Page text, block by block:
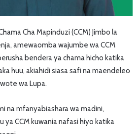
Cha Mapinduzi (CCM) Jimbo la
amewaomba wajumbe wa CCM
bendera ya chama hicho katika
huu, akiahidi siasa safi na maendeleo
wa Lupa.
na mfanyabiashara wa madini,
ya CCM kuwania nafasi hiyo katika